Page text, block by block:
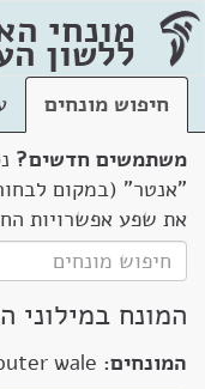
מונחי
ללשון
חיפוש מונחים
משתמשים חדשים?
"אנטר" (במקום
את שפע אפשרויות
המונח במילוני
המונחים: wale